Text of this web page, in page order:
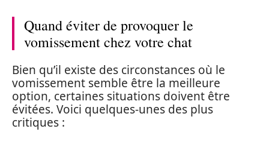
Quand éviter de provoquer le
vomissement chez votre chat
Bien qu’il existe des circonstances où le
vomissement semble être la meilleure
option, certaines situations doivent être
évitées. Voici quelques-unes des plus
critiques :